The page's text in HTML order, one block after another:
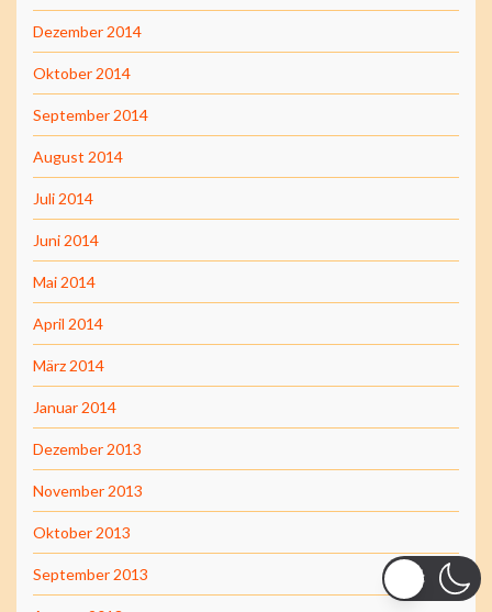
Dezember 2014
Oktober 2014
September 2014
August 2014
Juli 2014
Juni 2014
Mai 2014
April 2014
März 2014
Januar 2014
Dezember 2013
November 2013
Oktober 2013
September 2013